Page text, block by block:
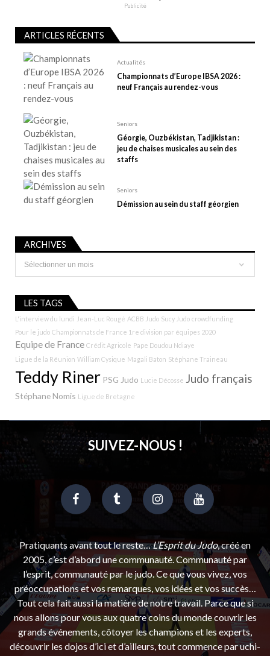
Publicité
ARTICLES RÉCENTS
Actualités
Championnats d’Europe IBSA 2026 :
neuf Français au rendez-vous
Seniors
Géorgie, Ouzbékistan, Tadjikistan :
jeu de chaises musicales au sein des
staffs
Seniors
Démission au sein du staff géorgien
ARCHIVES
Archives
LES TAGS
L'interview du lundi Jean-Luc Rougé ACBB Judo Sucy Judo crowdfunding
Pour le judo Championnats de France 1re division par équipes 2020
Equipe de France Crédit Agricole Pape Doudou Ndiaye
Ligue de la Réunion William Cysique Magali Baton Stéphane Traineau
Teddy Riner PSG Judo Lucie Décosse Judo français
Stéphane Nomis Ligue de Bretagne
SUIVEZ-NOUS !
Pratiquants avant tout le reste…L’Esprit du Judo, créé en
2005, c’est d’abord une communauté. Communauté par
l’esprit, communauté par le judo. Ce que vous vivez, vos
préoccupations et vos remarques, vos idées et vos succès…
Tout cela fait aussi la matière de notre travail. Parce que si
nous allons pour vous aux quatre coins du monde couvrir les
grands événements, côtoyer les champions et les experts,
découvrir les dojos d’ici et d’ailleurs, tout commence par uchi-